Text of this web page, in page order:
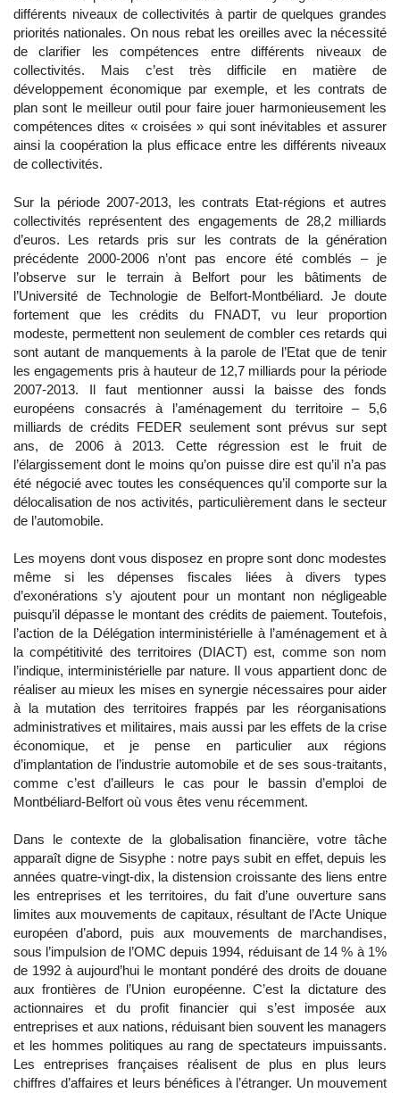
différents niveaux de collectivités à partir de quelques grandes
priorités nationales. On nous rebat les oreilles avec la nécessité
de clarifier les compétences entre différents niveaux de
collectivités. Mais c’est très difficile en matière de
développement économique par exemple, et les contrats de
plan sont le meilleur outil pour faire jouer harmonieusement les
compétences dites « croisées » qui sont inévitables et assurer
ainsi la coopération la plus efficace entre les différents niveaux
de collectivités.
Sur la période 2007-2013, les contrats Etat-régions et autres
collectivités représentent des engagements de 28,2 milliards
d’euros. Les retards pris sur les contrats de la génération
précédente 2000-2006 n’ont pas encore été comblés – je
l’observe sur le terrain à Belfort pour les bâtiments de
l’Université de Technologie de Belfort-Montbéliard. Je doute
fortement que les crédits du FNADT, vu leur proportion
modeste, permettent non seulement de combler ces retards qui
sont autant de manquements à la parole de l’Etat que de tenir
les engagements pris à hauteur de 12,7 milliards pour la période
2007-2013. Il faut mentionner aussi la baisse des fonds
européens consacrés à l’aménagement du territoire – 5,6
milliards de crédits FEDER seulement sont prévus sur sept
ans, de 2006 à 2013. Cette régression est le fruit de
l’élargissement dont le moins qu’on puisse dire est qu’il n’a pas
été négocié avec toutes les conséquences qu’il comporte sur la
délocalisation de nos activités, particulièrement dans le secteur
de l’automobile.
Les moyens dont vous disposez en propre sont donc modestes
même si les dépenses fiscales liées à divers types
d’exonérations s’y ajoutent pour un montant non négligeable
puisqu’il dépasse le montant des crédits de paiement. Toutefois,
l’action de la Délégation interministérielle à l’aménagement et à
la compétitivité des territoires (DIACT) est, comme son nom
l’indique, interministérielle par nature. Il vous appartient donc de
réaliser au mieux les mises en synergie nécessaires pour aider
à la mutation des territoires frappés par les réorganisations
administratives et militaires, mais aussi par les effets de la crise
économique, et je pense en particulier aux régions
d’implantation de l’industrie automobile et de ses sous-traitants,
comme c’est d’ailleurs le cas pour le bassin d’emploi de
Montbéliard-Belfort où vous êtes venu récemment.
Dans le contexte de la globalisation financière, votre tâche
apparaît digne de Sisyphe : notre pays subit en effet, depuis les
années quatre-vingt-dix, la distension croissante des liens entre
les entreprises et les territoires, du fait d’une ouverture sans
limites aux mouvements de capitaux, résultant de l’Acte Unique
européen d’abord, puis aux mouvements de marchandises,
sous l’impulsion de l’OMC depuis 1994, réduisant de 14 % à 1%
de 1992 à aujourd’hui le montant pondéré des droits de douane
aux frontières de l’Union européenne. C’est la dictature des
actionnaires et du profit financier qui s’est imposée aux
entreprises et aux nations, réduisant bien souvent les managers
et les hommes politiques au rang de spectateurs impuissants.
Les entreprises françaises réalisent de plus en plus leurs
chiffres d’affaires et leurs bénéfices à l’étranger. Un mouvement